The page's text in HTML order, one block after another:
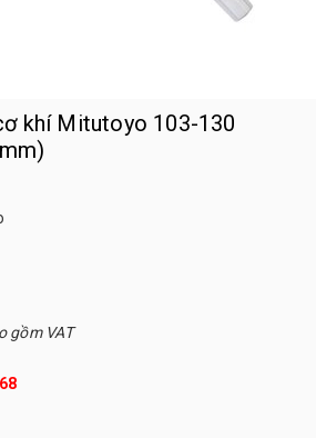
khí Mitutoyo 103-130
gồm VAT